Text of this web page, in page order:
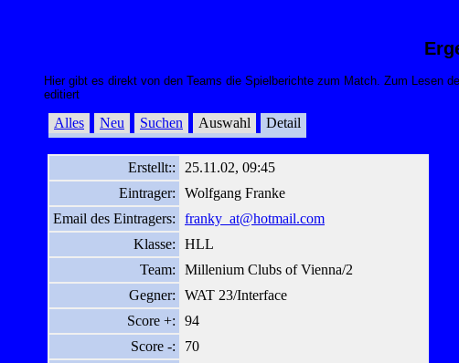
Hier gibt es direkt von den Teams die Spielberichte zum Match. Zum Lesen
editiert
Alles Neu Suchen Auswahl Detail
Erstellt::
25.11.02, 09:45
Eintrager:
Wolfgang Franke
Email des Eintragers:
franky_at@hotmail.com
Klasse:
HLL
Team:
Millenium Clubs of Vienna/2
Gegner:
WAT 23/Interface
Score +:
94
Score -:
70